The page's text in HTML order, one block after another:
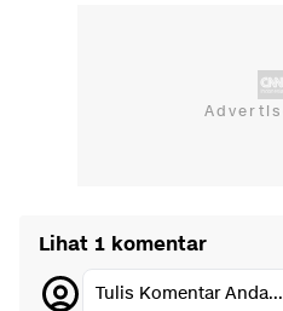
Lihat 1 komentar
Tulis Komentar Anda...